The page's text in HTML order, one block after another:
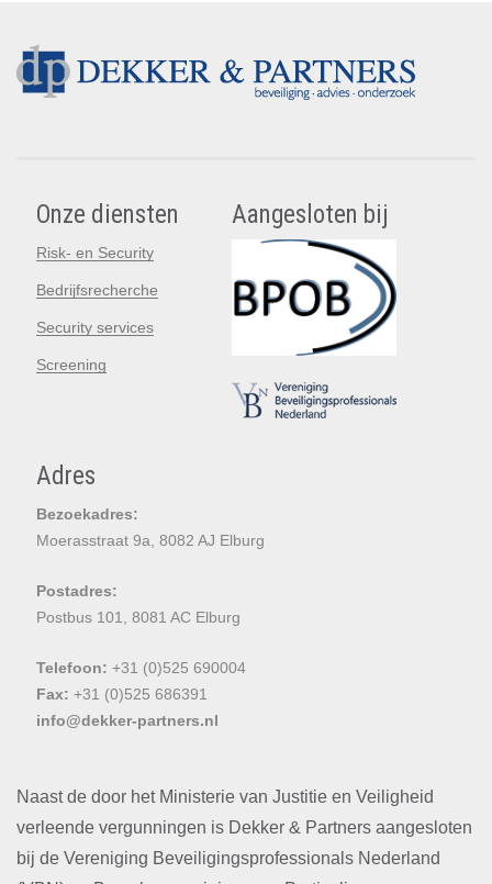
Onze diensten
Risk- en Security
Bedrijfsrecherche
Security services
Screening
Aangesloten bij
Adres
Bezoekadres:
Moerasstraat 9a, 8082 AJ Elburg
Postadres:
Postbus 101, 8081 AC Elburg
Telefoon: +31 (0)525 690004
Fax: +31 (0)525 686391
info@dekker-partners.nl
Naast de door het Ministerie van Justitie en Veiligheid
verleende vergunningen is Dekker & Partners aangesloten
bij de Vereniging Beveiligingsprofessionals Nederland